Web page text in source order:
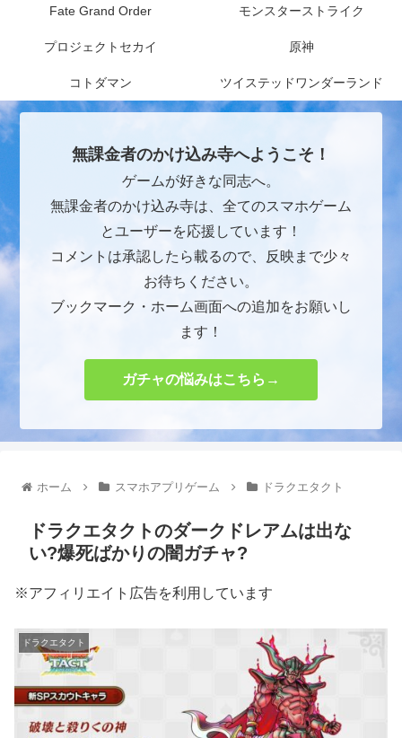
Fate Grand Order モンスターストライク
プロジェクトセカイ 原神
コトダマン ツイステッドワンダーランド
無課金者のかけ込み寺へようこそ！
ゲームが好きな同志へ。
無課金者のかけ込み寺は、全てのスマホゲーム
とユーザーを応援しています！
コメントは承認したら載るので、反映まで少々
お待ちください。
ブックマーク・ホーム画面への追加をお願いし
ます！
ガチャの悩みはこちら→
ホーム スマホアプリゲーム ドラクエタクト
ドラクエタクトのダークドレアムは出な
い?爆死ばかりの闇ガチャ?
※アフィリエイト広告を利用しています
ドラクエタクト